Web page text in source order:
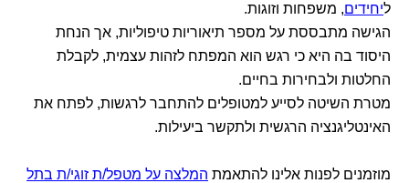
ליחידים, משפחות וזוגות.
הגישה מתבססת על מספר תיאוריות טיפוליות, אך הנחת
היסוד בה היא כי רגש הוא המפתח לזהות עצמית, לקבלת
החלטות ולבחירות בחיים.
מטרת השיטה לסייע למטופלים להתחבר לרגשות, לפתח את
האינטליגנציה הרגשית ולתקשר ביעילות.
מוזמנים לפנות אלינו להתאמת המלצה על מטפל/ת זוגי/ת בתל